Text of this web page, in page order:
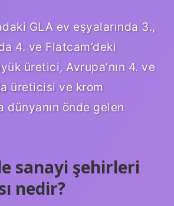
GLA ev eşyalarında 3.,
4. ve Flatcam’deki
üretici, Avrupa’nın 4. ve
üreticisi ve krom
dünyanın önde gelen
sanayi şehirleri
nedir?